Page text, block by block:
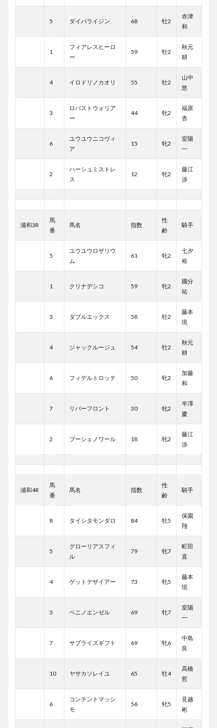
5 ダイバライジン 68 牡2
赤津
和
1
フィアレスヒーロ
ー
59 牡2
秋元
耕
4 イロドリノカオリ 55 牡2
山中
悠
3
ロバストウォリア
ー
44 牝2
福原
杏
6
ユウユウニコヴィ
ア
15 牝2
室陽
一
2
ハーシュミストレ
ス
12 牝2
藤江
渉
浦和3R
馬
番
馬名 指数
性
齢
騎手
5
ユウユウロザリウ
ム
61 牝2
七夕
裕
1 クリナデシコ 59 牝2
國分
祐
3 ダブルエックス 58 牡2
藤本
現
4 ジャックルージュ 54 牡2
秋元
耕
6 フィデルトロッテ 50 牝2
加藤
和
7 リバーフロント 30 牝2
半澤
慶
2 ブーシェノワール 18 牝2
藤江
渉
浦和4R
馬
番
馬名 指数
性
齢
騎手
8 タイシタモンダロ 84 牡5
保園
翔
5
グローリアスフィ
ル
79 牝7
町田
直
4 ゲットデザイアー 73 牝5
藤本
現
3 ベニノエンゼル 69 牝7
室陽
一
7 サプライズギフト 69 牝6
中島
良
10 ヤサカソレイユ 65 牡4
高橋
哲
6
コンテントマッシ
モ
56 牝5
見越
彬